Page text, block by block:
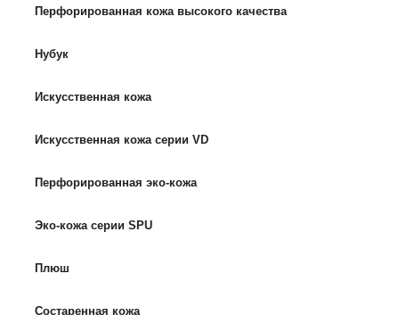
Перфорированная кожа высокого качества
Нубук
Искусственная кожа
Искусственная кожа серии VD
Перфорированная эко-кожа
Эко-кожа серии SPU
Плюш
Состаренная кожа